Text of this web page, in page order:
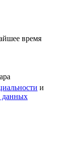
время
и
данных